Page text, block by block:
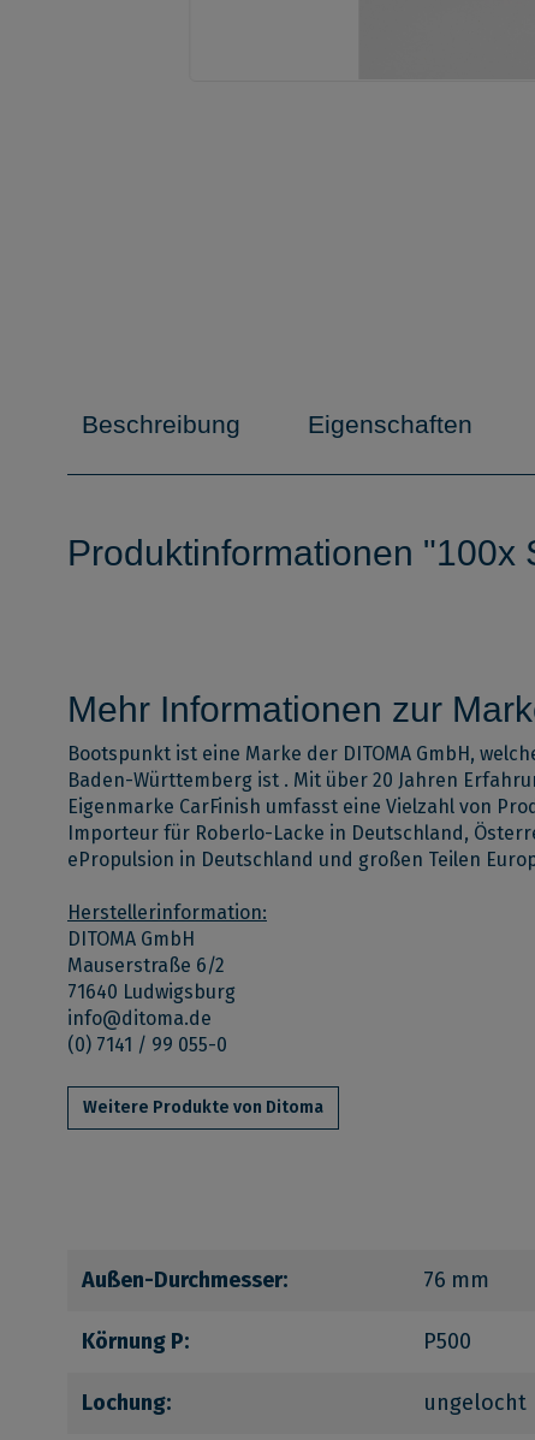
Beschreibung Eigenschaften
Produktinformationen "100x
Mehr Informationen zur
Bootspunkt ist eine Marke der DITOMA GmbH,
Baden-Württemberg ist . Mit über 20 Jahren
Eigenmarke CarFinish umfasst eine Vielzahl von
Importeur für Roberlo-Lacke in Deutschland,
ePropulsion in Deutschland und großen Teilen
Herstellerinformation:
DITOMA GmbH
Mauserstraße 6/2
71640 Ludwigsburg
info@ditoma.de
(0) 7141 / 99 055-0
Weitere Produkte von Ditoma
Außen-Durchmesser: 76 mm
Körnung P: P500
Lochung: ungelocht